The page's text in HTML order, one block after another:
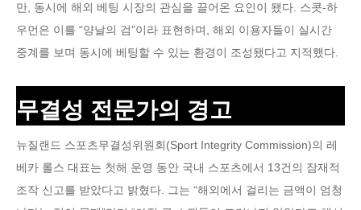
만, 동시에 해외 베팅 시장의 관심을 끌어온 요인이 됐다. 스콧-하
우먼은 이를 “양날의 검”이라 표현하며, 해외 이용자들이 실시간
중계를 보며 동시에 베팅할 수 있는 환경이 조성됐다고 지적했다.
무결성 전문가의 경고
뉴질랜드 스포츠무결성위원회(Sport Integrity Commission)의 레
베카 롤스 대표는 첫해 운영 동안 국내 스포츠에서 13건의 잠재적
조작 신고를 받았다고 밝혔다. 그는 “해외에서 걸리는 금액이 엄청